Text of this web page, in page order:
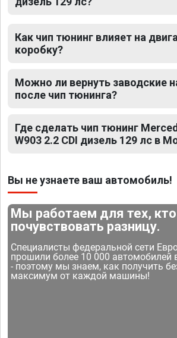
Как чип тюнинг влияет на
коробку?
Можно ли вернуть заводские
после чип тюнинга?
Где сделать чип тюнинг
W903 2.2 CDI дизель 129 лс в
Вы не узнаете ваш автомобиль!
Мы работаем для тех,
почувствовать разницу.
Специалисты федеральной сети
прошили более 10 000 автомобилей
- поэтому мы знаем, как получить
максимум от каждой машины!